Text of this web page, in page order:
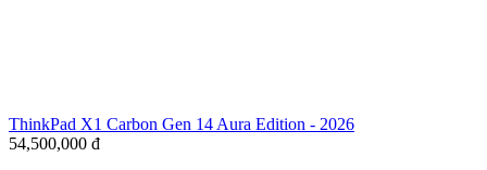
ThinkPad X1 Carbon Gen 14 Aura Edition - 2026
54,500,000 đ